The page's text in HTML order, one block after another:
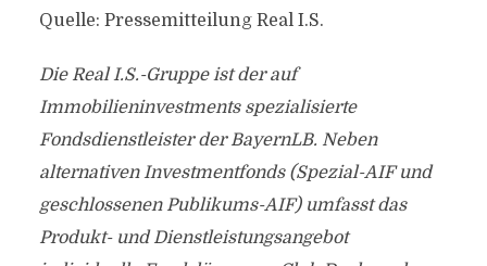
Quelle: Pressemitteilung Real I.S.
Die Real I.S.-Gruppe ist der auf
Immobilieninvestments spezialisierte
Fondsdienstleister der BayernLB. Neben
alternativen Investmentfonds (Spezial-AIF und
geschlossenen Publikums-AIF) umfasst das
Produkt- und Dienstleistungsangebot